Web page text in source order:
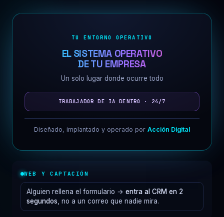
WEB Y CAPTACIÓN
Alguien rellena el formulario → entra al CRM en 2
segundos , no a un correo que nadie mira.
TU ENTORNO OPERATIVO
EL SISTEMA OPERATIVO
DE TU EMPRESA
Un solo lugar donde ocurre todo
TRABAJADOR DE IA DENTRO · 24/7
Diseñado, implantado y operado por Acción Digital